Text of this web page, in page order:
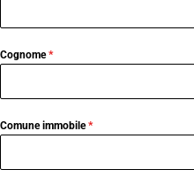
Cognome*
Comune immobile*